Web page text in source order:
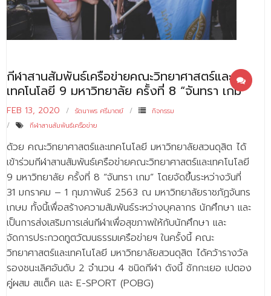
- กิจกรรม
- ข่าวประชาสัมพันธ์ภายนอก
วารสารคณะ
ผลงานคณะ
- การจัดการความรู้ (KM Scitech)
- โครงการบริหารจัดการพื้นที่ 10 ไร่ ด้านหลังโรงสีข้าว
สวนดุสิต จังหวัดปราจีนบุรี
- โครงการส่งเสริมการปลูกกล้วยเล็บมือนางฯ
- ผลงาน/รางวัล
- SDU Zero Waste
- งานวิจัย/นวัตกรรม
กีฬาสานสัมพันธ์เครือข่ายคณะวิทยาศาสตร์และ
เทคโนโลยี 9 มหาวิทยาลัย ครั้งที่ 8 “จันทรา เกม”
FEB 13, 2020 รัตนาพร ศรีมาตย์
กิจกรรม
กีฬาสานสัมพันธ์เครือข่าย
ด้วย คณะวิทยาศาสตร์และเทคโนโลยี มหาวิทยาลัยสวนดุสิต ได้
เข้าร่วมกีฬาสานสัมพันธ์เครือข่ายคณะวิทยาศาสตร์และเทคโนโลยี
9 มหาวิทยาลัย ครั้งที่ 8 “จันทรา เกม” โดยจัดขึ้นระหว่างวันที่
31 มกราคม – 1 กุมภาพันธ์ 2563 ณ มหาวิทยาลัยราชภัฏจันทร
เกษม ทั้งนี้เพื่อสร้างความสัมพันธ์ระหว่างบุคลากร นักศึกษา และ
เป็นการส่งเสริมการเล่นกีฬาเพื่อสุขภาพให้กับนักศึกษา และ
จัดการประกวดทูตวัฒนธรรมเครือข่ายฯ ในครั้งนี้ คณะ
วิทยาศาสตร์และเทคโนโลยี มหาวิทยาลัยสวนดุสิต ได้คว้ารางวัล
รองชนะเลิศอันดับ 2 จำนวน 4 ชนิดกีฬา ดังนี้ ชักกะเยอ เปตอง
คู่ผสม สแต็ค และ E-SPORT (POBG)